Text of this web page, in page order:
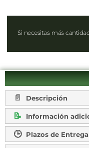
Si necesitas más
Descripción
Información
Plazos de Entrega